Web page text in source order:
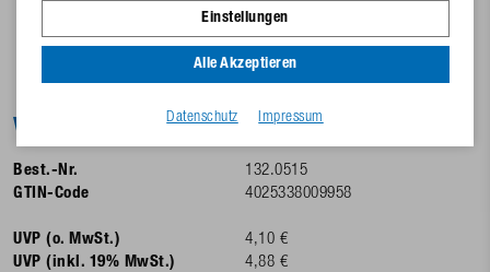
Ventilkolben mit Dichtung
Best.-Nr.
132.0515
GTIN-Code
4025338009958
UVP (o. MwSt.)
4,10 €
UVP (inkl. 19% MwSt.)
4,88 €
Einstellungen
Alle Akzeptieren
Datenschutz Impressum